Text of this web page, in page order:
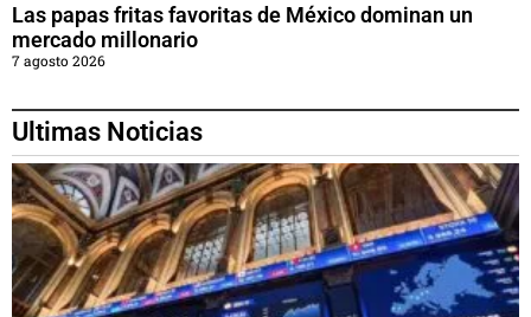
Las papas fritas favoritas de México dominan un
mercado millonario
7 agosto 2026
Ultimas Noticias